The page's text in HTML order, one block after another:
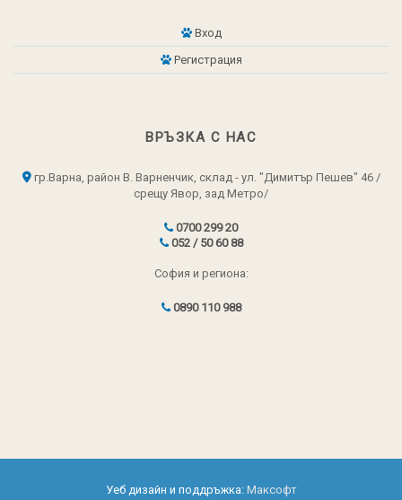
Вход
Регистрация
ВРЪЗКА С НАС
гр.Варна, район В. Варненчик, склад - ул. "Димитър Пешев" 46 /
срещу Явор, зад Метро/
0700 299 20
052 / 50 60 88
София и региона:
0890 110 988
Уеб дизайн и поддръжка: Максофт